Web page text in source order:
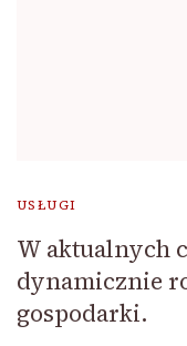
USŁUGI
W aktualnych
dynamicznie
gospodarki.